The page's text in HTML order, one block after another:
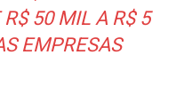
R$ 50 MIL A R$ 5
EMPRESAS